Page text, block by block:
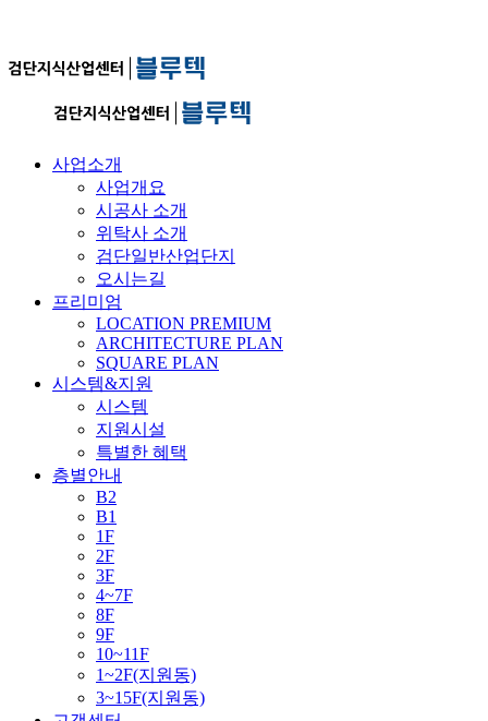
사업소개
사업개요
시공사 소개
위탁사 소개
검단일반산업단지
오시는길
프리미엄
LOCATION PREMIUM
ARCHITECTURE PLAN
SQUARE PLAN
시스템&지원
시스템
지원시설
특별한 혜택
층별안내
B2
B1
1F
2F
3F
4~7F
8F
9F
10~11F
1~2F(지원동)
3~15F(지원동)